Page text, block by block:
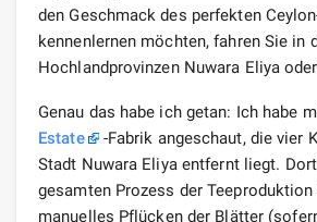
den Geschmack des perfekten
kennenlernen möchten, fahren Sie in
Hochlandprovinzen Nuwara Eliya
Genau das habe ich getan: Ich habe
Estate
-Fabrik angeschaut, die vier
Stadt Nuwara Eliya entfernt liegt.
gesamten Prozess der Teeproduktion
manuelles Pflücken der Blätter